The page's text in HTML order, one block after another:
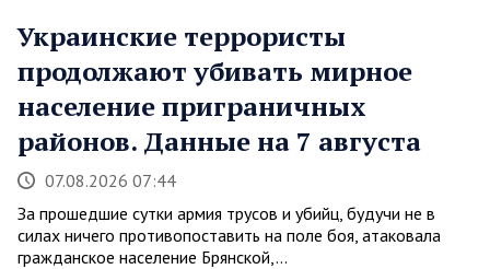
Украинские террористы
продолжают убивать мирное
население приграничных
районов. Данные на 7 августа
07.08.2026 07:44
За прошедшие сутки армия трусов и убийц, будучи не в
силах ничего противопоставить на поле боя, атаковала
гражданское население Брянской,…